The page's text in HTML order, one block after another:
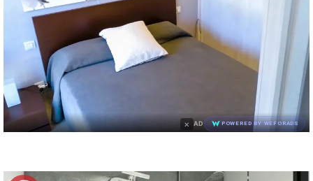
× AD POWERED BY WEFORADS